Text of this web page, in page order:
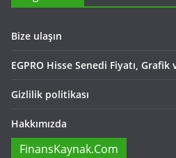
Bize ulaşın
EGPRO Hisse Senedi Fiyatı, Grafik
Gizlilik politikası
Hakkımızda
FinansKaynak.Com